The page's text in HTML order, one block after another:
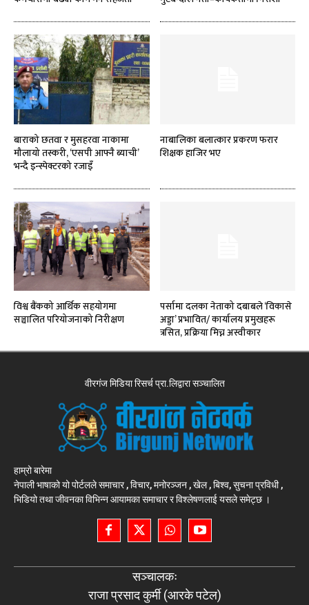
बाराको छतवा र मुसहरवा नाकामा
मौलायो तस्करी, ‘एसपी आफ्नै ब्याची’
भन्दै इन्स्पेक्टरको रजाइँ
नाबालिका बलात्कार प्रकरण फरार
शिक्षक हाजिर भए
विश्व बैंकको आर्थिक सहयोगमा
सञ्चालित परियोजनाको निरीक्षण
पर्सामा दलका नेताको दबाबले ‘विकासे
अड्डा’ प्रभावित/ कार्यालय प्रमुखहरू
त्रसित, प्रक्रिया मिच्न अस्वीकार
वीरगंज मिडिया रिसर्च प्रा.लिद्वारा सञ्चालित
हाम्रो बारेमा
नेपाली भाषाको यो पोर्टलले समाचार , विचार, मनोरञ्जन , खेल , बिश्व, सुचना प्रविधी ,
भिडियो तथा जीवनका विभिन्न आयामका समाचार र विश्लेषणलाई यसले समेट्छ ।
सञ्चालकः
राजा प्रसाद कुर्मी (आरके पटेल)